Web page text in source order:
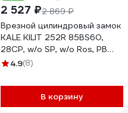
2 527 ₽2 869 ₽
Врезной цилиндровый замок
KALE KILIT 252R 85BS60,
28CP, w/o SP, w/o Ros, PB
252R0000078
4.9(8)
В корзину